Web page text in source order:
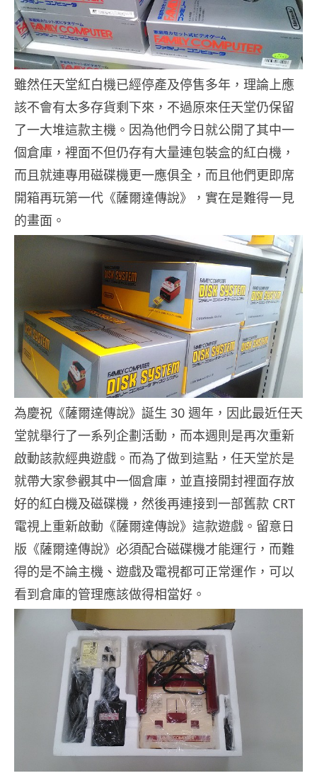
雖然任天堂紅白機已經停產及停售多年，理論上應
該不會有太多存貨剩下來，不過原來任天堂仍保留
了一大堆這款主機。因為他們今日就公開了其中一
個倉庫，裡面不但仍存有大量連包裝盒的紅白機，
而且就連專用磁碟機更一應俱全，而且他們更即席
開箱再玩第一代《薩爾達傳說》，實在是難得一見
的畫面。
為慶祝《薩爾達傳說》誕生 30 週年，因此最近任天
堂就舉行了一系列企劃活動，而本週則是再次重新
啟動該款經典遊戲。而為了做到這點，任天堂於是
就帶大家參觀其中一個倉庫，並直接開封裡面存放
好的紅白機及磁碟機，然後再連接到一部舊款 CRT
電視上重新啟動《薩爾達傳說》這款遊戲。留意日
版《薩爾達傳說》必須配合磁碟機才能運行，而難
得的是不論主機、遊戲及電視都可正常運作，可以
看到倉庫的管理應該做得相當好。